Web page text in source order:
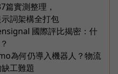
實測整理，
詞架構全打包
國際評比揭密：什
為何仍導入機器人？物流
工難題